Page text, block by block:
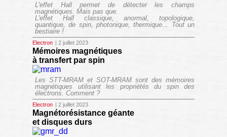
L'effet Hall permet de détecter les champs
magnétiques. Mais pas que.
L'effet Hall classique, anormal, topologique,
quantique, de spin, photonique, thermique... Tout un
bestiaire !
Electron | 2 juillet 2023
Mémoires magnétiques
à transfert par spin
Les STT-MRAM et SOT-MRAM sont des mémoires
magnétiques utilisant les propriétés du spin des
électrons. Comment ?
Electron | 2 juillet 2023
Magnétorésistance géante
et disques durs